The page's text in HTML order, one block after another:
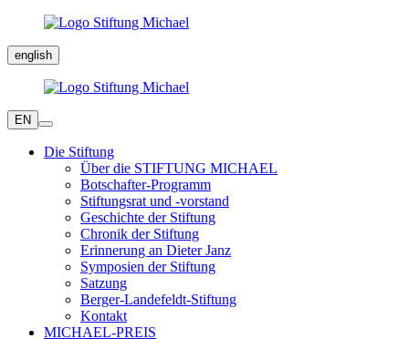
english
EN
Die Stiftung
Über die STIFTUNG MICHAEL
Botschafter-Programm
Stiftungsrat und -vorstand
Geschichte der Stiftung
Chronik der Stiftung
Erinnerung an Dieter Janz
Symposien der Stiftung
Satzung
Berger-Landefeldt-Stiftung
Kontakt
MICHAEL-PREIS